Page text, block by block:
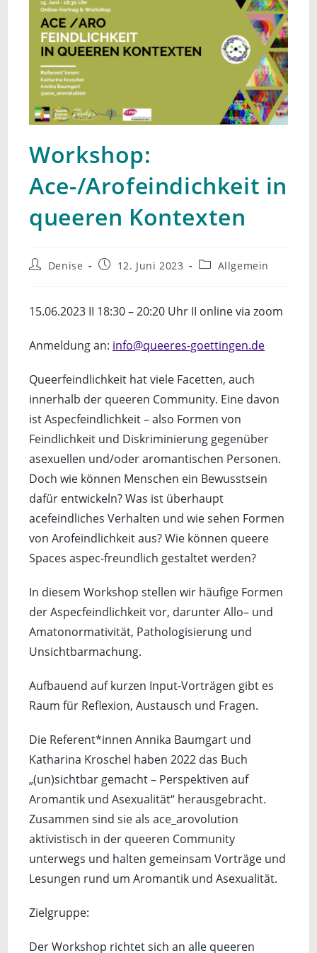
Workshop:
Ace-/Arofeindichkeit in
queeren Kontexten
Beitrags-
Denise
Beitrag12. Juni 2023
Beitrags-
Allgemein
15.06.2023 II 18:30 – 20:20 Uhr II online via zoom
Anmeldung an: info@queeres-goettingen.de
Queerfeindlichkeit hat viele Facetten, auch
innerhalb der queeren Community. Eine davon
ist Aspecfeindlichkeit – also Formen von
Feindlichkeit und Diskriminierung gegenüber
asexuellen und/oder aromantischen Personen.
Doch wie können Menschen ein Bewusstsein
dafür entwickeln? Was ist überhaupt
acefeindliches Verhalten und wie sehen Formen
von Arofeindlichkeit aus? Wie können queere
Spaces aspec-freundlich gestaltet werden?
In diesem Workshop stellen wir häufige Formen
der Aspecfeindlichkeit vor, darunter Allo– und
Amatonormativität, Pathologisierung und
Unsichtbarmachung.
Aufbauend auf kurzen Input-Vorträgen gibt es
Raum für Reflexion, Austausch und Fragen.
Die Referent*innen Annika Baumgart und
Katharina Kroschel haben 2022 das Buch
„(un)sichtbar gemacht – Perspektiven auf
Aromantik und Asexualität“ herausgebracht.
Zusammen sind sie als ace_arovolution
aktivistisch in der queeren Community
unterwegs und halten gemeinsam Vorträge und
Lesungen rund um Aromantik und Asexualität.
Zielgruppe:
Der Workshop richtet sich an alle queeren